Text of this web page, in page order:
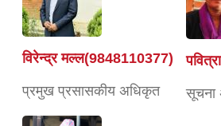
विरेन्द्र मल्ल(9848110377)
प्रमुख प्रसासकीय अधिकृत सूचना